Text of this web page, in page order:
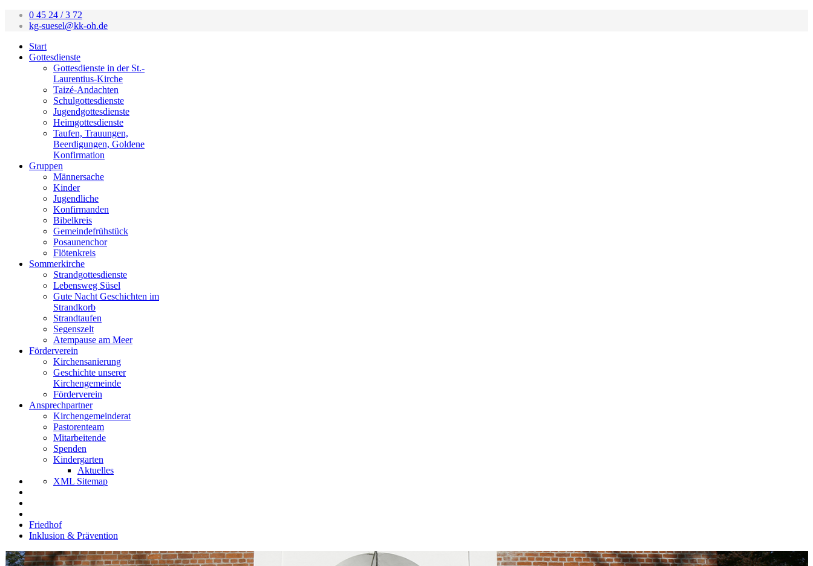
0 45 24 / 3 72
kg-suesel@kk-oh.de
Start
Gottesdienste
Gottesdienste in der St.-
Laurentius-Kirche
Taizé-Andachten
Schulgottesdienste
Jugendgottesdienste
Heimgottesdienste
Taufen, Trauungen,
Beerdigungen, Goldene
Konfirmation
Gruppen
Männersache
Kinder
Jugendliche
Konfirmanden
Bibelkreis
Gemeindefrühstück
Posaunenchor
Flötenkreis
Sommerkirche
Strandgottesdienste
Lebensweg Süsel
Gute Nacht Geschichten im
Strandkorb
Strandtaufen
Segenszelt
Atempause am Meer
Förderverein
Kirchensanierung
Geschichte unserer
Kirchengemeinde
Förderverein
Ansprechpartner
Kirchengemeinderat
Pastorenteam
Mitarbeitende
Spenden
Kindergarten
Aktuelles
XML Sitemap
Friedhof
Inklusion & Prävention